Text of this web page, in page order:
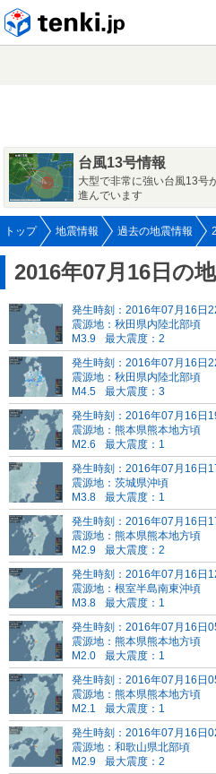
台風13号情報
大型で非常に強い台風13号
進んでいます
トップ 地震情報 過去の地震情報
2016年07月16日の
発生時刻：2016年07月16日
震源地：秋田県内陸北部頃
M3.9
最大震度：2
発生時刻：2016年07月16日
震源地：秋田県内陸北部頃
M4.5
最大震度：3
発生時刻：2016年07月16日
震源地：熊本県熊本地方頃
M2.6
最大震度：1
発生時刻：2016年07月16日
震源地：茨城県沖頃
M3.8
最大震度：1
発生時刻：2016年07月16日
震源地：熊本県熊本地方頃
M2.9
最大震度：2
発生時刻：2016年07月16日
震源地：根室半島南東沖頃
M3.8
最大震度：1
発生時刻：2016年07月16日
震源地：熊本県熊本地方頃
M2.0
最大震度：1
発生時刻：2016年07月16日
震源地：熊本県熊本地方頃
M2.1
最大震度：1
発生時刻：2016年07月16日
震源地：和歌山県北部頃
M2.9
最大震度：2